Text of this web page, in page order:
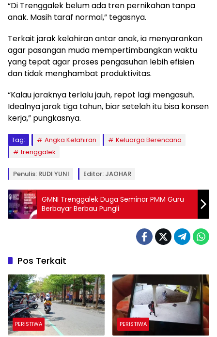
“Di Trenggalek belum ada tren pernikahan tanpa
anak. Masih taraf normal,” tegasnya.
Terkait jarak kelahiran antar anak, ia menyarankan
agar pasangan muda mempertimbangkan waktu
yang tepat agar proses pengasuhan lebih efisien
dan tidak menghambat produktivitas.
“Kalau jaraknya terlalu jauh, repot lagi mengasuh.
Idealnya jarak tiga tahun, biar setelah itu bisa konsen
kerja,” pungkasnya.
Tag: Angka Kelahiran
Keluarga Berencana
trenggalek
Penulis: RUDI YUNI Editor: JAOHAR
GMNI Trenggalek Duga Seminar PMM Guru
Berbayar Berbau Pungli
Pos Terkait
PERISTIWA PERISTIWA